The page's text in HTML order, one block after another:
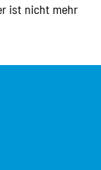
ist nicht mehr